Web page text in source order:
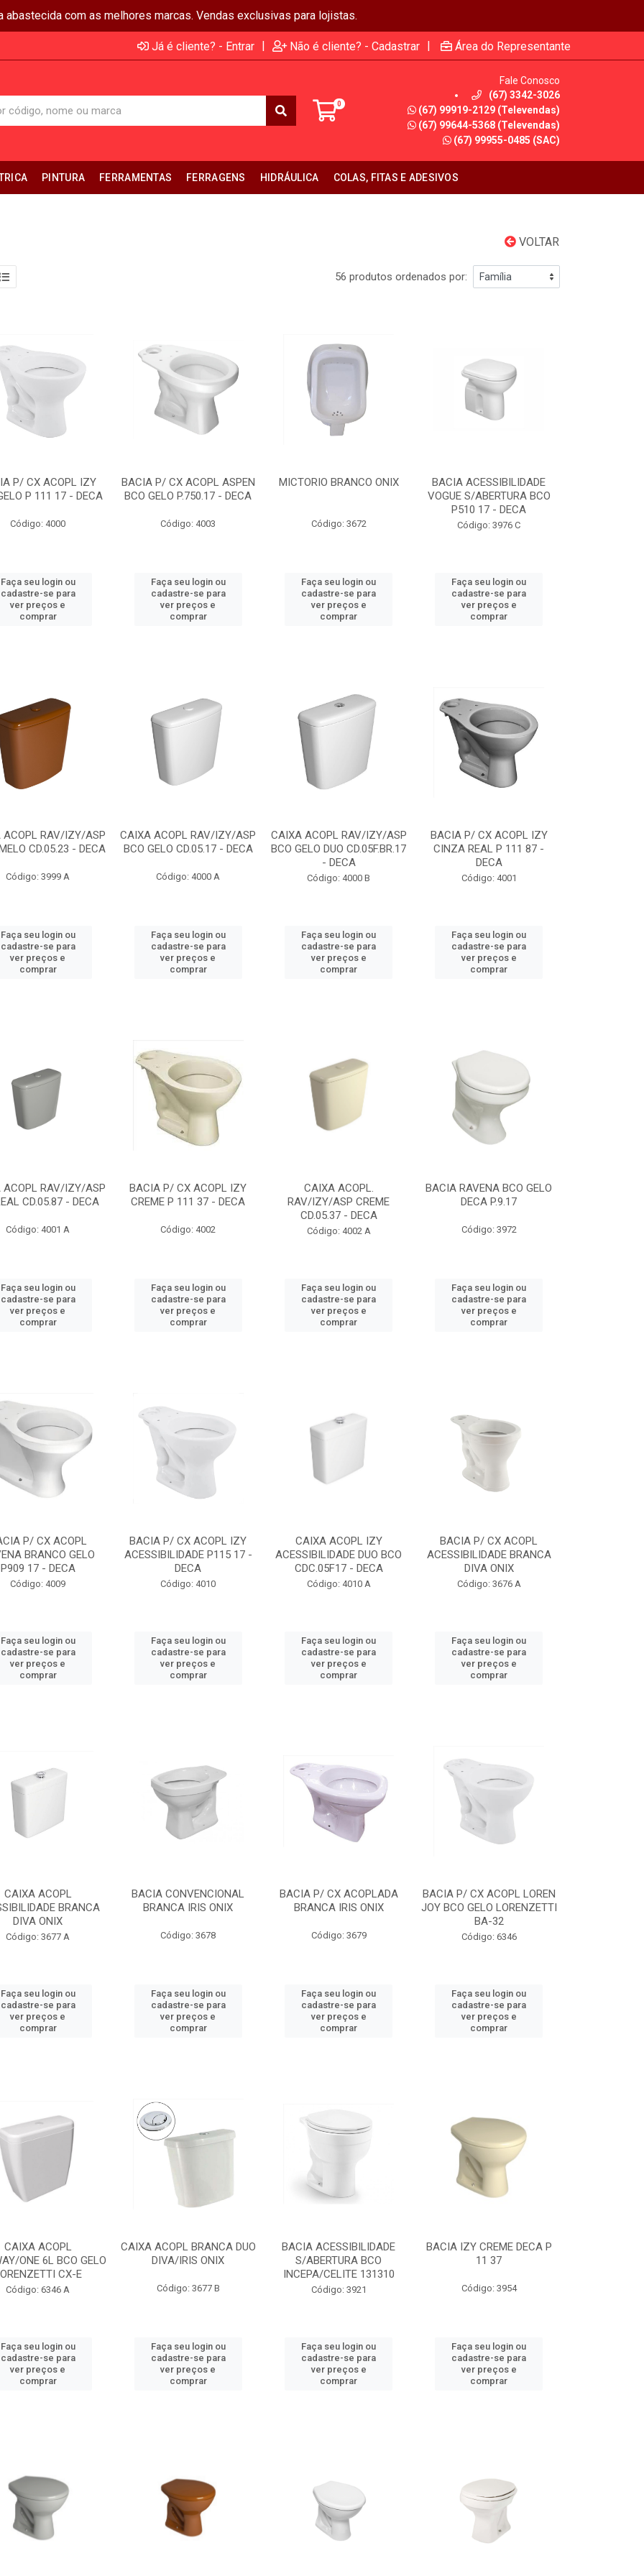
abastecida com as melhores marcas. Vendas exclusivas para lojistas.
Já é cliente? - Entrar | Não é cliente? - Cadastrar | Área do Representante
0
Fale Conosco
(67) 3342-3026
(67) 99919-2129 (Televendas)
(67) 99644-5368 (Televendas)
(67) 99955-0485 (SAC)
PINTURA FERRAMENTAS FERRAGENS HIDRÁULICA COLAS, FITAS E ADESIVOS
VOLTAR
56 produtos ordenados por:
P/ CX ACOPL IZY
P 111 17 - DECA
Código: 4000
Faça seu login ou
cadastre-se para
ver preços e
comprar
BACIA P/ CX ACOPL ASPEN
BCO GELO P.750.17 - DECA
Código: 4003
Faça seu login ou
cadastre-se para
ver preços e
comprar
MICTORIO BRANCO ONIX
Código: 3672
Faça seu login ou
cadastre-se para
ver preços e
comprar
BACIA ACESSIBILIDADE
VOGUE S/ABERTURA BCO
P510 17 - DECA
Código: 3976 C
Faça seu login ou
cadastre-se para
ver preços e
comprar
ACOPL RAV/IZY/ASP
CD.05.23 - DECA
Código: 3999 A
Faça seu login ou
cadastre-se para
ver preços e
comprar
CAIXA ACOPL RAV/IZY/ASP
BCO GELO CD.05.17 - DECA
Código: 4000 A
Faça seu login ou
cadastre-se para
ver preços e
comprar
CAIXA ACOPL RAV/IZY/ASP
BCO GELO DUO CD.05F.BR.17
- DECA
Código: 4000 B
Faça seu login ou
cadastre-se para
ver preços e
comprar
BACIA P/ CX ACOPL IZY
CINZA REAL P 111 87 -
DECA
Código: 4001
Faça seu login ou
cadastre-se para
ver preços e
comprar
ACOPL RAV/IZY/ASP
CD.05.87 - DECA
Código: 4001 A
Faça seu login ou
cadastre-se para
ver preços e
comprar
BACIA P/ CX ACOPL IZY
CREME P 111 37 - DECA
Código: 4002
Faça seu login ou
cadastre-se para
ver preços e
comprar
CAIXA ACOPL.
RAV/IZY/ASP CREME
CD.05.37 - DECA
Código: 4002 A
Faça seu login ou
cadastre-se para
ver preços e
comprar
BACIA RAVENA BCO GELO
DECA P.9.17
Código: 3972
Faça seu login ou
cadastre-se para
ver preços e
comprar
P/ CX ACOPL
BRANCO GELO
P909 17 - DECA
Código: 4009
Faça seu login ou
cadastre-se para
ver preços e
comprar
BACIA P/ CX ACOPL IZY
ACESSIBILIDADE P115 17 -
DECA
Código: 4010
Faça seu login ou
cadastre-se para
ver preços e
comprar
CAIXA ACOPL IZY
ACESSIBILIDADE DUO BCO
CDC.05F17 - DECA
Código: 4010 A
Faça seu login ou
cadastre-se para
ver preços e
comprar
BACIA P/ CX ACOPL
ACESSIBILIDADE BRANCA
DIVA ONIX
Código: 3676 A
Faça seu login ou
cadastre-se para
ver preços e
comprar
CAIXA ACOPL
BRANCA
DIVA ONIX
Código: 3677 A
Faça seu login ou
cadastre-se para
ver preços e
comprar
BACIA CONVENCIONAL
BRANCA IRIS ONIX
Código: 3678
Faça seu login ou
cadastre-se para
ver preços e
comprar
BACIA P/ CX ACOPLADA
BRANCA IRIS ONIX
Código: 3679
Faça seu login ou
cadastre-se para
ver preços e
comprar
BACIA P/ CX ACOPL LOREN
JOY BCO GELO LORENZETTI
BA-32
Código: 6346
Faça seu login ou
cadastre-se para
ver preços e
comprar
CAIXA ACOPL
ONE 6L BCO GELO
CX-E
Código: 6346 A
Faça seu login ou
cadastre-se para
ver preços e
comprar
CAIXA ACOPL BRANCA DUO
DIVA/IRIS ONIX
Código: 3677 B
Faça seu login ou
cadastre-se para
ver preços e
comprar
BACIA ACESSIBILIDADE
S/ABERTURA BCO
INCEPA/CELITE 131310
Código: 3921
Faça seu login ou
cadastre-se para
ver preços e
comprar
BACIA IZY CREME DECA P
11 37
Código: 3954
Faça seu login ou
cadastre-se para
ver preços e
comprar